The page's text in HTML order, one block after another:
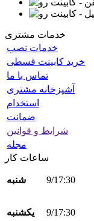
خدمات مشتری
خدمات نصب
خرید کابینت قسطی
تماس با ما
آشپزخانه مشتری
استخدام
ضمانت
شرایط و قوانین
مجله
ساعات کار
شنبه 9/17:30
یکشنبه 9/17:30